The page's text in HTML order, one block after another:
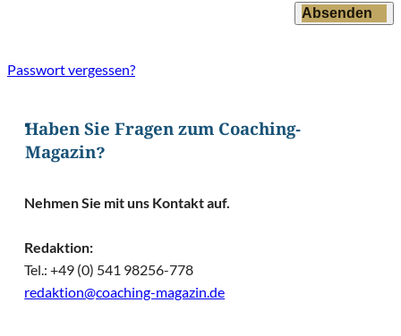
Absenden
Passwort vergessen?
Haben Sie Fragen zum Coaching-
Magazin?
Nehmen Sie mit uns Kontakt auf.
Redaktion:
Tel.: +49 (0) 541 98256-778
redaktion@coaching-magazin.de